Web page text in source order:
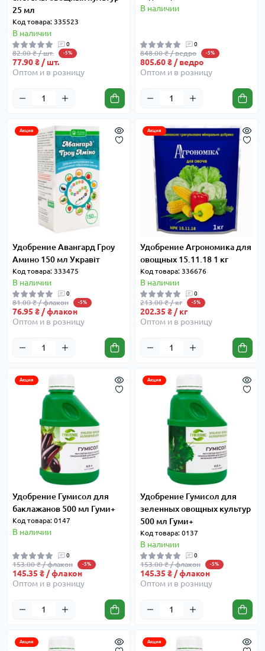
25 мл
Код товара: 335523
В наличии
0
82.00 ₴ / шт. -5%
77.90 ₴ / шт.
Оптом и в розницу
В наличии
0
848.00 ₴ / ведро -5%
805.60 ₴ / ведро
Оптом и в розницу
Акция
Удобрение Авангард Гроу
Амино 150 мл Укравіт
Код товара: 333475
В наличии
0
81.00 ₴ / флакон -5%
76.95 ₴ / флакон
Оптом и в розницу
Акция
Удобрение Агрономика для
овощных 15.11.18 1 кг
Код товара: 336676
В наличии
0
213.00 ₴ / кг -5%
202.35 ₴ / кг
Оптом и в розницу
Акция
Удобрение Гумисол для
баклажанов 500 мл Гуми+
Код товара: 0147
В наличии
0
153.00 ₴ / флакон -5%
145.35 ₴ / флакон
Оптом и в розницу
Акция
Удобрение Гумисол для
зеленных овощных культур
500 мл Гуми+
Код товара: 0137
В наличии
0
153.00 ₴ / флакон -5%
145.35 ₴ / флакон
Оптом и в розницу
Акция Акция